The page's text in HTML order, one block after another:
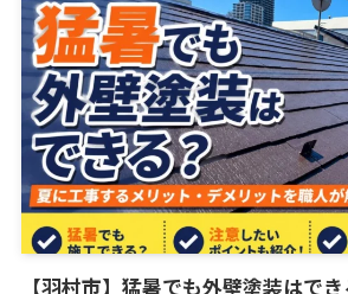
【羽村市】猛暑でも外壁塗装はで